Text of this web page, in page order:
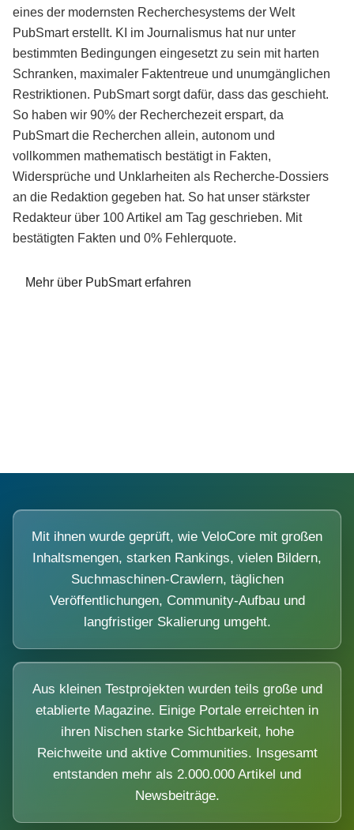
eines der modernsten Recherchesystems der Welt
PubSmart erstellt. KI im Journalismus hat nur unter
bestimmten Bedingungen eingesetzt zu sein mit harten
Schranken, maximaler Faktentreue und unumgänglichen
Restriktionen. PubSmart sorgt dafür, dass das geschieht.
So haben wir 90% der Recherchezeit erspart, da
PubSmart die Recherchen allein, autonom und
vollkommen mathematisch bestätigt in Fakten,
Widersprüche und Unklarheiten als Recherche-Dossiers
an die Redaktion gegeben hat. So hat unser stärkster
Redakteur über 100 Artikel am Tag geschrieben. Mit
bestätigten Fakten und 0% Fehlerquote.
Mehr über PubSmart erfahren
Mit ihnen wurde geprüft, wie VeloCore mit großen
Inhaltsmengen, starken Rankings, vielen Bildern,
Suchmaschinen-Crawlern, täglichen
Veröffentlichungen, Community-Aufbau und
langfristiger Skalierung umgeht.
Aus kleinen Testprojekten wurden teils große und
etablierte Magazine. Einige Portale erreichten in
ihren Nischen starke Sichtbarkeit, hohe
Reichweite und aktive Communities. Insgesamt
entstanden mehr als 2.000.000 Artikel und
Newsbeiträge.